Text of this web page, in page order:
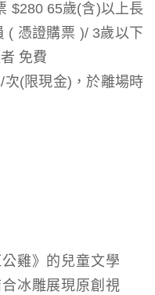
$280 65歲(含)以上長
( 憑證購票 )/ 3歲以下
免費
(限現金)，於離場時
雞》的兒童文學
冰雕展現原創視